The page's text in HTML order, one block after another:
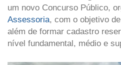
um novo Concurso Público,
Assessoria, com o objetivo
além de formar cadastro
nível fundamental, médio e